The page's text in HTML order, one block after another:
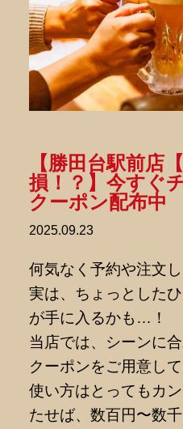
2025.09.23
【勝田台駅前店
損！？】今すぐ
クーポン配布中
何気なく予約や注文
実は、ちょっとした
が手に入るかも…！
当店では、シーンに
クーポンをご用意し
使い方はとってもカ
たせば、数百円〜数